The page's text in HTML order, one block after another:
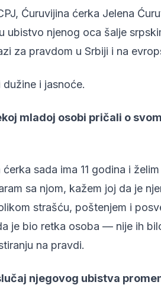
Ćuruvijina ćerka Jelena
ubistvo njenog oca šalje
za pravdom u Srbiji i na
i jasnoće.
mladoj osobi pričali o
sada ima 11 godina i
sa njom, kažem joj da je
strašću, poštenjem i
je bio retka osoba — nije ih
na pravdi.
njegovog ubistva